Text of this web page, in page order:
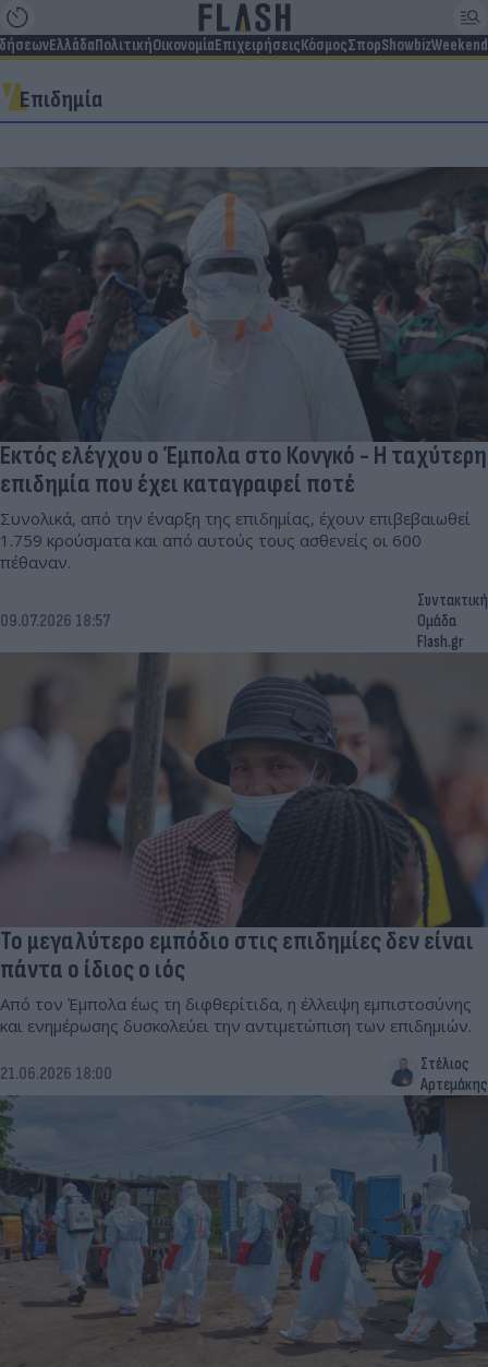
ΕλλάδαΠολιτικήΟικονομίαΕπιχειρήσειςΚόσμοςΣπορShowbizWeekend
Επιδημία
Εκτός ελέγχου ο Έμπολα στο Κονγκό - Η ταχύτερη
επιδημία που έχει καταγραφεί ποτέ
Συνολικά, από την έναρξη της επιδημίας, έχουν επιβεβαιωθεί
1.759 κρούσματα και από αυτούς τους ασθενείς οι 600
πέθαναν.
09.07.2026 18:57
Συντακτική
Ομάδα
Flash.gr
Το μεγαλύτερο εμπόδιο στις επιδημίες δεν είναι
πάντα ο ίδιος ο ιός
Από τον Έμπολα έως τη διφθερίτιδα, η έλλειψη εμπιστοσύνης
και ενημέρωσης δυσκολεύει την αντιμετώπιση των επιδημιών.
21.06.2026 18:00
Στέλιος
Αρτεμάκης